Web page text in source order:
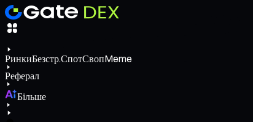
РинкиБезстр.СпотСвопMeme
Реферал
Більше